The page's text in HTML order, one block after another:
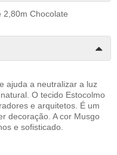
2,80m Chocolate
ajuda a neutralizar a luz
O tecido Estocolmo
e arquitetos. É um
decoração. A cor Musgo
e sofisticado.